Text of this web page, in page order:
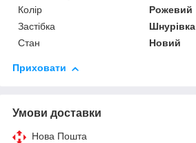
Колір
Рожевий
Застібка
Шнурівка
Стан
Новий
Приховати
Умови доставки
Нова Пошта